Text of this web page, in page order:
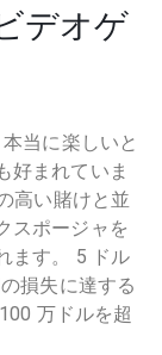
デオゲ
当に楽しいと
好まれていま
高い賭けと並
スポージャを
ます。 5 ドル
損失に達する
万ドルを超